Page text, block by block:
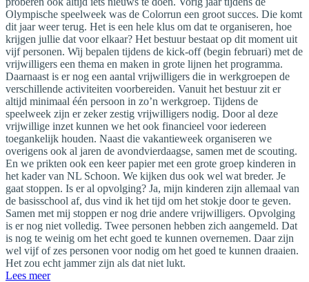
Olympische speelweek was de Colorrun een groot succes. Die komt
dit jaar weer terug. Het is een hele klus om dat te organiseren, hoe
krijgen jullie dat voor elkaar? Het bestuur bestaat op dit moment uit
vijf personen. Wij bepalen tijdens de kick-off (begin februari) met de
vrijwilligers een thema en maken in grote lijnen het programma.
Daarnaast is er nog een aantal vrijwilligers die in werkgroepen de
verschillende activiteiten voorbereiden. Vanuit het bestuur zit er
altijd minimaal één persoon in zo’n werkgroep. Tijdens de
speelweek zijn er zeker zestig vrijwilligers nodig. Door al deze
vrijwillige inzet kunnen we het ook financieel voor iedereen
toegankelijk houden. Naast die vakantieweek organiseren we
overigens ook al jaren de avondvierdaagse, samen met de scouting.
En we prikten ook een keer papier met een grote groep kinderen in
het kader van NL Schoon. We kijken dus ook wel wat breder. Je
gaat stoppen. Is er al opvolging? Ja, mijn kinderen zijn allemaal van
de basisschool af, dus vind ik het tijd om het stokje door te geven.
Samen met mij stoppen er nog drie andere vrijwilligers. Opvolging
is er nog niet volledig. Twee personen hebben zich aangemeld. Dat
is nog te weinig om het echt goed te kunnen overnemen. Daar zijn
wel vijf of zes personen voor nodig om het goed te kunnen draaien.
Het zou echt jammer zijn als dat niet lukt.
Lees meer